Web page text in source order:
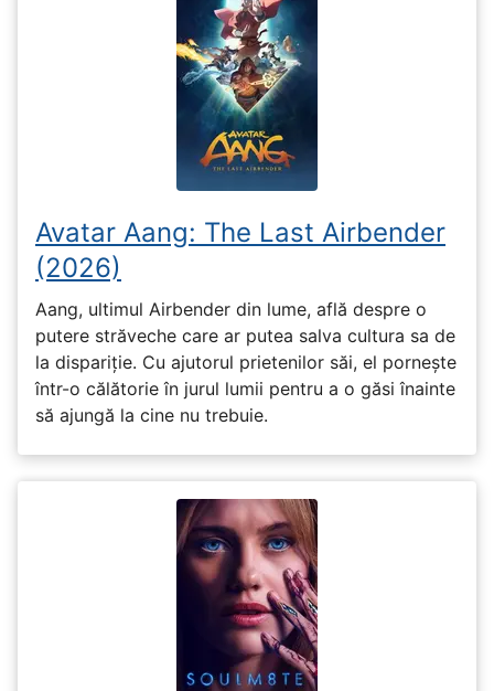
Avatar Aang: The Last Airbender
(2026)
Aang, ultimul Airbender din lume, află despre o
putere străveche care ar putea salva cultura sa de
la dispariție. Cu ajutorul prietenilor săi, el pornește
într-o călătorie în jurul lumii pentru a o găsi înainte
să ajungă la cine nu trebuie.